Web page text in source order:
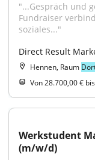
"...Gespräch und
Fundraiser
soziales..."
Direct Result
Hennen, Raum
Von 28.700,00 €
Werkstudent
(m/w/d)